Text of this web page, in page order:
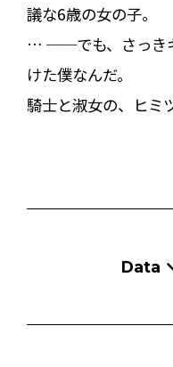
議な6歳の女の子。
… ──でも、さっき
けた僕なんだ。
騎士と淑女の、ヒミ
Data